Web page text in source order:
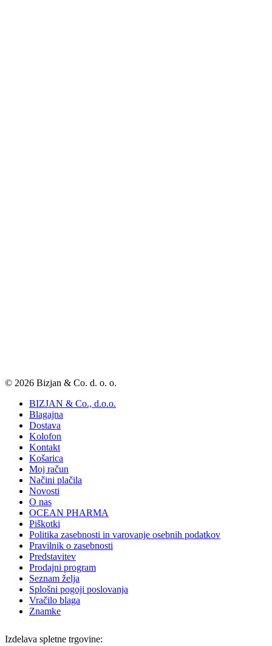
© 2026 Bizjan & Co. d. o. o.
BIZJAN & Co., d.o.o.
Blagajna
Dostava
Kolofon
Kontakt
Košarica
Moj račun
Načini plačila
Novosti
O nas
OCEAN PHARMA
Piškotki
Politika zasebnosti in varovanje osebnih podatkov
Pravilnik o zasebnosti
Predstavitev
Prodajni program
Seznam želja
Splošni pogoji poslovanja
Vračilo blaga
Znamke
Izdelava spletne trgovine: